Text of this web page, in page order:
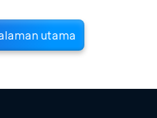
utama